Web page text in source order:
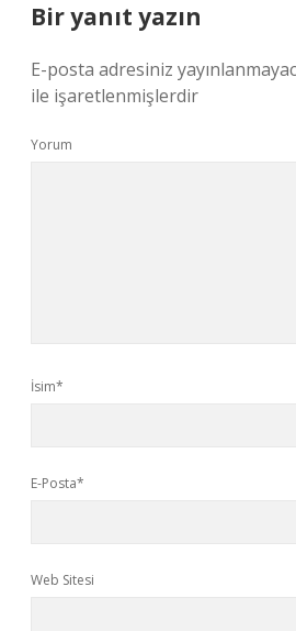
Bir yanıt yazın
E-posta adresiniz
ile işaretlenmişlerdir
Yorum
İsim*
E-Posta*
Web Sitesi